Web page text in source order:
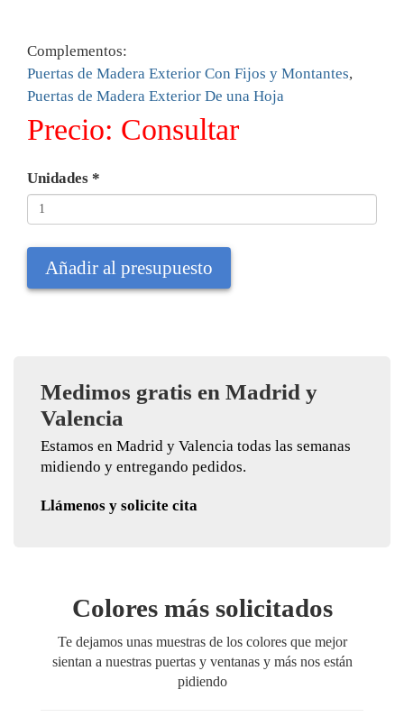
Complementos:
Puertas de Madera Exterior Con Fijos y Montantes,
Puertas de Madera Exterior De una Hoja
Precio: Consultar
Unidades *
Añadir al presupuesto
Medimos gratis en Madrid y
Valencia
Estamos en Madrid y Valencia todas las semanas
midiendo y entregando pedidos.
Llámenos y solicite cita
Colores más solicitados
Te dejamos unas muestras de los colores que mejor
sientan a nuestras puertas y ventanas y más nos están
pidiendo